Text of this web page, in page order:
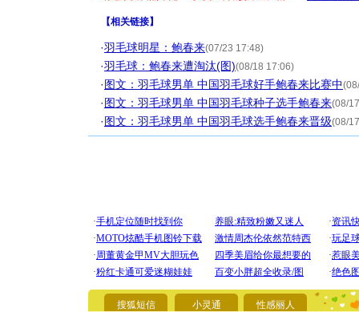
【相关链接】
·羽毛球明星：鲍春来(07/23 17:48)
·羽毛球：鲍春来遭淘汰(图)(08/18 17:06)
·图文：羽毛球男单 中国羽毛球好手鲍春来比赛中
·图文：羽毛球男单 中国羽毛球种子选手鲍春来(08/
·图文：羽毛球男单 中国羽毛球选手鲍春来晋级(08/
搜狐短信 小灵通 性感丽人
[圣诞节]
要平安
[圣诞节]
能正大